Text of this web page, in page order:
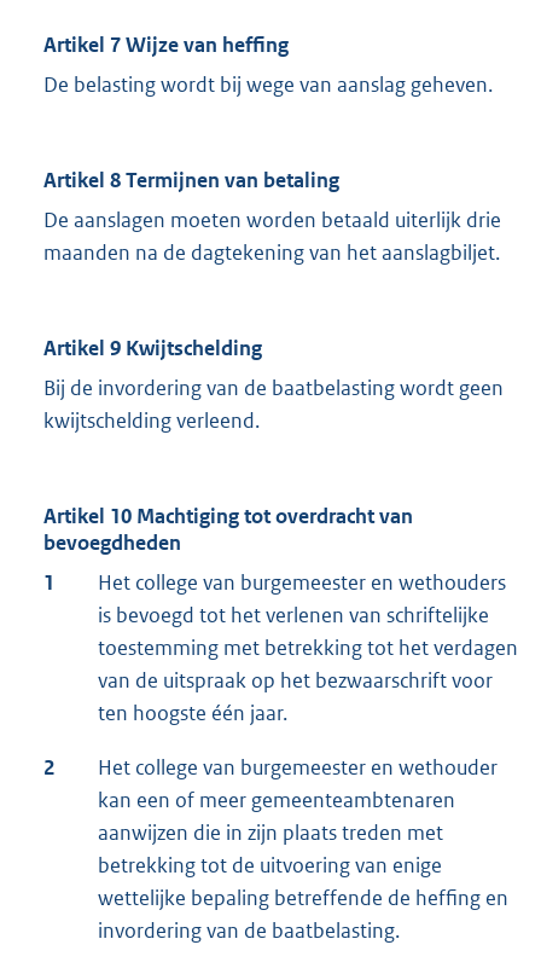
Artikel 7 Wijze van heffing
De belasting wordt bij wege van aanslag geheven.
Artikel 8 Termijnen van betaling
De aanslagen moeten worden betaald uiterlijk drie
maanden na de dagtekening van het aanslagbiljet.
Artikel 9 Kwijtschelding
Bij de invordering van de baatbelasting wordt geen
kwijtschelding verleend.
Artikel 10 Machtiging tot overdracht van
bevoegdheden
1
Het college van burgemeester en wethouders
is bevoegd tot het verlenen van schriftelijke
toestemming met betrekking tot het verdagen
van de uitspraak op het bezwaarschrift voor
ten hoogste één jaar.
2
Het college van burgemeester en wethouder
kan een of meer gemeenteambtenaren
aanwijzen die in zijn plaats treden met
betrekking tot de uitvoering van enige
wettelijke bepaling betreffende de heffing en
invordering van de baatbelasting.